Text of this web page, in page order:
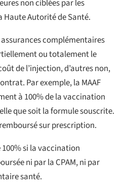
non ciblées par les
Autorité de Santé.
complémentaires
ou totalement le
de l’injection, d’autres non,
Par exemple, la MAAF
à 100% de la vaccination
que soit la formule souscrite.
sur prescription.
si la vaccination
ni par la CPAM, ni par
santé.